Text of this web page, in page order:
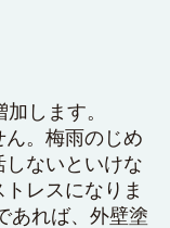
します。
。梅雨のじめ
しないといけな
レスになりま
あれば、外壁塗